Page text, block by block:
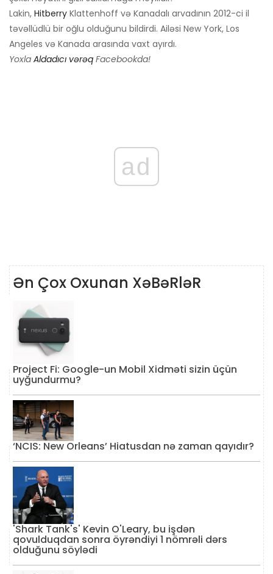
Lakin, Hitberry Klattenhoff və Kanadalı arvadının 2012-ci il
təvəllüdlü bir oğlu olduğunu bildirdi. Ailəsi New York, Los
Angeles və Kanada arasında vaxt ayırdı.
Yoxla Aldadıcı vərəq Facebookda!
ad
Ən Çox Oxunan XəBəRləR
Project Fi: Google-un Mobil Xidməti sizin üçün
uyğundurmu?
‘NCIS: New Orleans’ Hiatusdan nə zaman qayıdır?
'Shark Tank's' Kevin O'Leary, bu işdən
qovulduqdan sonra öyrəndiyi 1 nömrəli dərs
olduğunu söylədi